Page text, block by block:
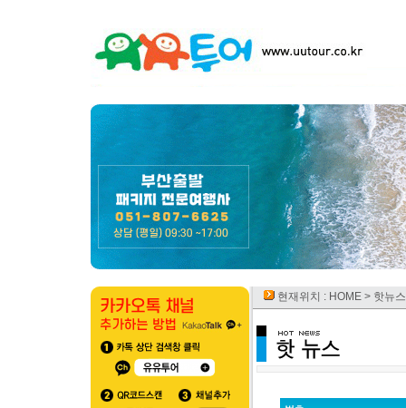
현재위치 : HOME > 핫뉴스